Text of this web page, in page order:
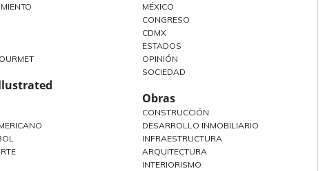
MÉXICO
CONGRESO
CDMX
ESTADOS
OPINIÓN
SOCIEDAD
Obras
CONSTRUCCIÓN
DESARROLLO INMOBILIARIO
INFRAESTRUCTURA
ARQUITECTURA
INTERIORISMO